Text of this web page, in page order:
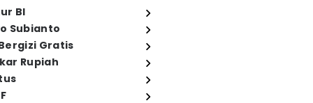
BI
Subianto
Gratis
Rupiah